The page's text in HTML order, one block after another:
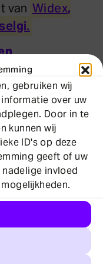
gebruiken wij
over uw
Door in te
kunnen wij
ID's op deze
geeft of uw
invloed
van Widex,
.
goed
zitten en
leven.
uw toestel
testen de
nodig verdere